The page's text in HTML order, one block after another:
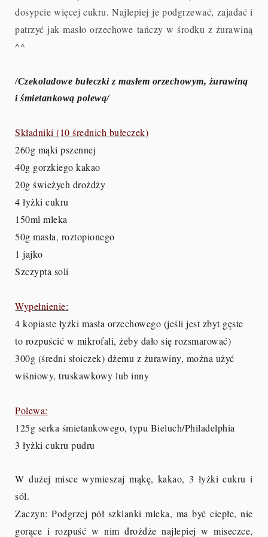
dosypcie więcej cukru. Najlepiej je podgrzewać, zajadać i
patrzyć jak masło orzechowe tańczy w środku z żurawiną
^^
/Czekoladowe bułeczki z masłem orzechowym, żurawiną
i śmietankową polewą/
Składniki (10 średnich bułeczek)
260g mąki pszennej
40g gorzkiego kakao
20g świeżych drożdży
4 łyżki cukru
150ml mleka
50g masła, roztopionego
1 jajko
Szczypta soli
Wypełnienie:
4 kopiaste łyżki masła orzechowego (jeśli jest zbyt gęste
to rozpuścić w mikrofali, żeby dało się rozsmarować)
300g (średni słoiczek) dżemu z żurawiny, można użyć
wiśniowy, truskawkowy lub inny
Polewa:
125g serka śmietankowego, typu Bieluch/Philadelphia
3 łyżki cukru pudru
W dużej misce wymieszaj mąkę, kakao, 3 łyżki cukru i
sól.
Zaczyn: Podgrzej pół szklanki mleka, ma być ciepłe, nie
gorące i rozpuść w nim drożdże najlepiej w miseczce,